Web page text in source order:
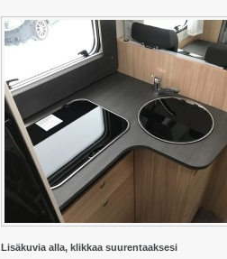
Lisäkuvia alla, klikkaa suurentaaksesi